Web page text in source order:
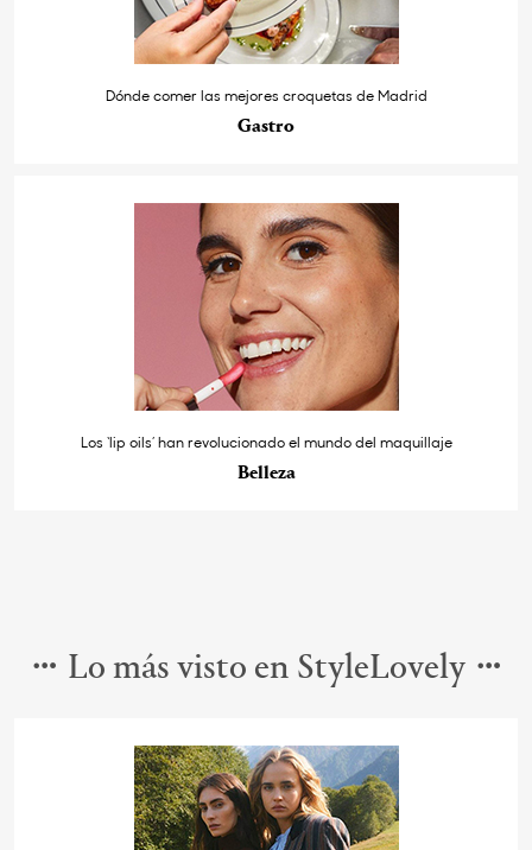
Dónde comer las mejores croquetas de Madrid
Gastro
Los ‘lip oils’ han revolucionado el mundo del maquillaje
Belleza
Lo más visto en StyleLovely